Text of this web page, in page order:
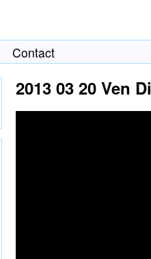
Contact
2013 03 20 Ven